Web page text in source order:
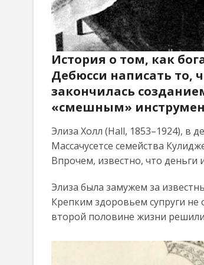
История о том, как
Дебюсси написать то,
закончилась
«смешным»
Элиза Холл (Hall, 1853–1924), в
Массачусетсе семейства
Впрочем, известно, что деньги
Элиза была замужем за
Крепким здоровьем супруги не
второй половине жизни